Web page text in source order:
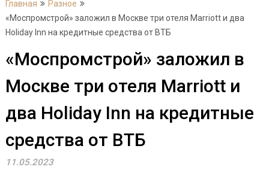
Главная
Разное
«Моспромстрой» заложил в Москве три отеля Marriott и два
Holiday Inn на кредитные средства от ВТБ
«Моспромстрой» заложил в
Москве три отеля Marriott и
два Holiday Inn на кредитные
средства от ВТБ
11.05.2023